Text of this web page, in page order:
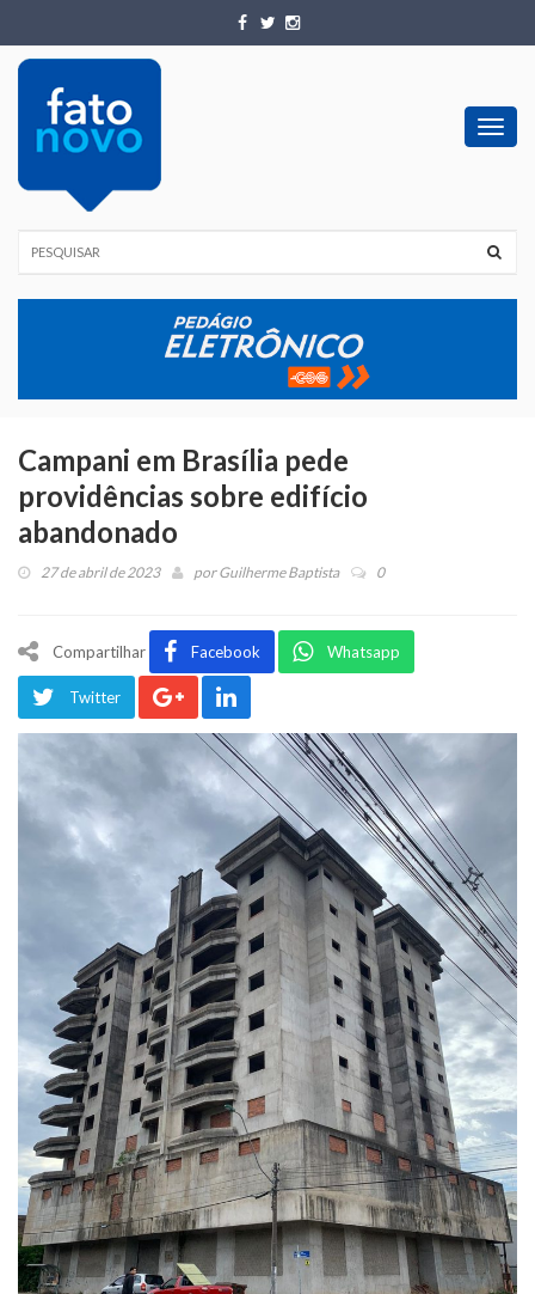
Campani em Brasília pede
providências sobre edifício
abandonado
27 de abril de 2023 porGuilherme Baptista 0
Compartilhar Facebook Whatsapp
Twitter